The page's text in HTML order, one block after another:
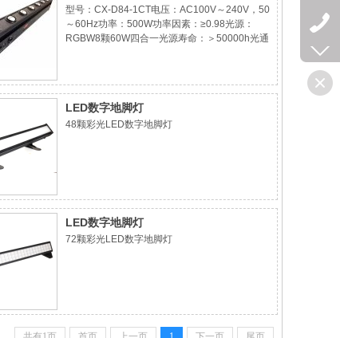
型号：CX-D84-1CT电压：AC100V～240V，50
～60Hz功率：500W功率因素：≥0.98光源：
RGBW8颗60W四合一光源寿命：＞50000h光通
25Hz的频
LED数字地脚灯
48颗彩光LED数字地脚灯
LED数字地脚灯
72颗彩光LED数字地脚灯